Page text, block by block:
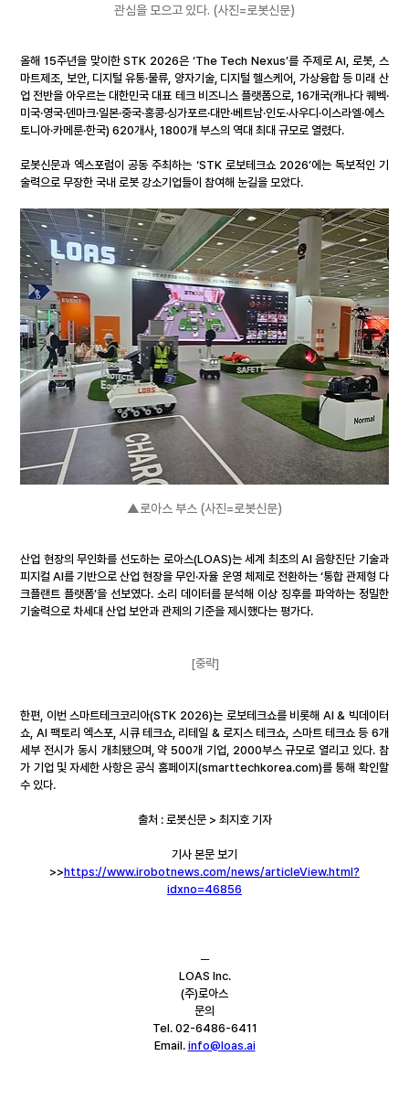
관심을 모으고 있다. (사진=로봇신문)
올해 15주년을 맞이한 STK 2026은 ‘The Tech Nexus’를 주제로 AI, 로봇, 스
마트제조, 보안, 디지털 유통·물류, 양자기술, 디지털 헬스케어, 가상융합 등 미래 산
업 전반을 아우르는 대한민국 대표 테크 비즈니스 플랫폼으로, 16개국(캐나다 퀘벡·
미국·영국·덴마크·일본·중국·홍콩·싱가포르·대만·베트남·인도·사우디·이스라엘·에스
토니아·카메룬·한국) 620개사, 1800개 부스의 역대 최대 규모로 열렸다.
로봇신문과 엑스포럼이 공동 주최하는 ‘STK 로보테크쇼 2026’에는 독보적인 기
술력으로 무장한 국내 로봇 강소기업들이 참여해 눈길을 모았다.
▲로아스 부스 (사진=로봇신문)
산업 현장의 무인화를 선도하는 로아스(LOAS)는 세계 최초의 AI 음향진단 기술과
피지컬 AI를 기반으로 산업 현장을 무인·자율 운영 체제로 전환하는 ‘통합 관제형 다
크플랜트 플랫폼’을 선보였다. 소리 데이터를 분석해 이상 징후를 파악하는 정밀한
기술력으로 차세대 산업 보안과 관제의 기준을 제시했다는 평가다.
[중략]
한편, 이번 스마트테크코리아(STK 2026)는 로보테크쇼를 비롯해 AI & 빅데이터
쇼, AI 팩토리 엑스포, 시큐 테크쇼, 리테일 & 로지스 테크쇼, 스마트 테크쇼 등 6개
세부 전시가 동시 개최됐으며, 약 500개 기업, 2000부스 규모로 열리고 있다. 참
가 기업 및 자세한 사항은 공식 홈페이지(smarttechkorea.com)를 통해 확인할
수 있다.
출처 : 로봇신문 > 최지호 기자
기사 본문 보기
>>https://www.irobotnews.com/news/articleView.html?
idxno=46856
─
LOAS Inc.
(주)로아스
문의
Tel. 02-6486-6411
Email. info@loas.ai